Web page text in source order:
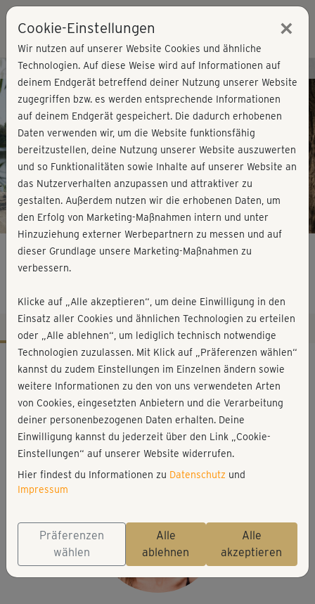
Play
Video
Kursvorschau - Jetzt mitmachen!
Aktive Pause - Rücken Mobility 1
Workout-Facts
leicht
7 Min
22 kcal
Stefanie Rohr
Cookie-Einstellungen ×
Wir nutzen auf unserer Website Cookies und ähnliche
Technologien. Auf diese Weise wird auf Informationen auf
deinem Endgerät betreffend deiner Nutzung unserer Website
zugegriffen bzw. es werden entsprechende Informationen
auf deinem Endgerät gespeichert. Die dadurch erhobenen
Daten verwenden wir, um die Website funktionsfähig
bereitzustellen, deine Nutzung unserer Website auszuwerten
und so Funktionalitäten sowie Inhalte auf unserer Website an
das Nutzerverhalten anzupassen und attraktiver zu
gestalten. Außerdem nutzen wir die erhobenen Daten, um
den Erfolg von Marketing-Maßnahmen intern und unter
Hinzuziehung externer Werbepartnern zu messen und auf
dieser Grundlage unsere Marketing-Maßnahmen zu
verbessern.
Klicke auf „Alle akzeptieren“, um deine Einwilligung in den
Einsatz aller Cookies und ähnlichen Technologien zu erteilen
oder „Alle ablehnen“, um lediglich technisch notwendige
Technologien zuzulassen. Mit Klick auf „Präferenzen wählen“
kannst du zudem Einstellungen im Einzelnen ändern sowie
weitere Informationen zu den von uns verwendeten Arten
von Cookies, eingesetzten Anbietern und die Verarbeitung
deiner personenbezogenen Daten erhalten. Deine
Einwilligung kannst du jederzeit über den Link „Cookie-
Einstellungen“ auf unserer Website widerrufen.
Hier findest du Informationen zu Datenschutz und
Impressum
Präferenzen
wählen
Alle
ablehnen
Alle
akzeptieren